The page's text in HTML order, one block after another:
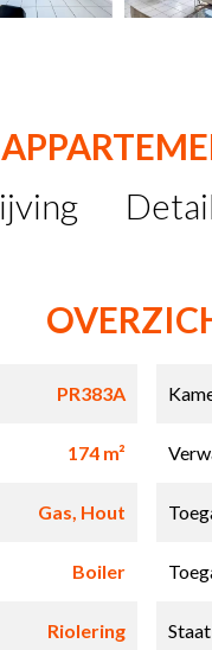
PR383A
174 m²
Gas, Hout
Boiler
Riolering Staat